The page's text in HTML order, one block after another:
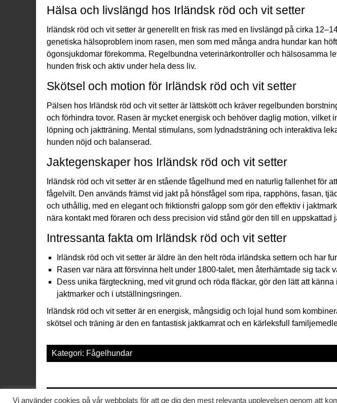
Hälsa och livslängd hos Irländsk röd och vit setter
Irländsk röd och vit setter är generellt en frisk ras med en livslängd på cirka
genetiska hälsoproblem inom rasen, men som med många andra hundar kan
ögonsjukdomar förekomma. Regelbundna veterinärkontroller och hälsosamma
hunden frisk och aktiv under hela dess liv.
Skötsel och motion för Irländsk röd och vit setter
Pälsen hos Irländsk röd och vit setter är lättskött och kräver regelbunden
och förhindra tovor. Rasen är mycket energisk och behöver daglig motion, vilket
löpning och jaktträning. Mental stimulans, som lydnadsträning och interaktiva
hunden nöjd och balanserad.
Jaktegenskaper hos Irländsk röd och vit setter
Irländsk röd och vit setter är en stående fågelhund med en naturlig fallenhet för
fågelvilt. Den används främst vid jakt på hönsfågel som ripa, rapphöns, fasan,
och uthållig, med en elegant och friktionsfri galopp som gör den effektiv i
nära kontakt med föraren och dess precision vid stånd gör den till en uppskattad
Intressanta fakta om Irländsk röd och vit setter
Irländsk röd och vit setter är äldre än den helt röda irländska settern och har
Rasen var nära att försvinna helt under 1800-talet, men återhämtade sig tack
Dess unika färgteckning, med vit grund och röda fläckar, gör den lätt att
jaktmarker och i utställningsringen.
Irländsk röd och vit setter är en energisk, mångsidig och lojal hund som
skötsel och träning är den en fantastisk jaktkamrat och en kärleksfull
Kategori: Fågelhundar
Upphovsrätt
Vi använder cookies på vår webbplats för att ge dig den mest relevanta upplevelsen genom att